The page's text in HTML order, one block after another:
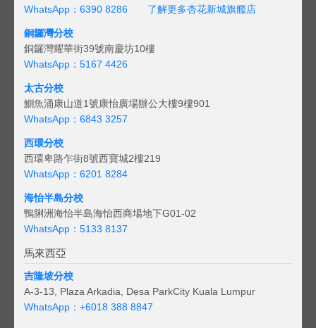
WhatsApp：6390 8286
了解更多杏花新城旗艦店
銅鑼灣分校
銅鑼灣耀華街39號南慶坊10樓
WhatsApp：5167 4426
太古分校
鰂魚涌康山道1號康怡廣場辦公大樓9樓901
WhatsApp：6843 3257
西環分校
西環卑路乍街8號西寶城2樓219
WhatsApp：6201 8284
海怡半島分校
鴨脷洲海怡半島海怡西商場地下G01-02
WhatsApp：5133 8137
馬來西亞
吉隆坡分校
A-3-13, Plaza Arkadia, Desa ParkCity Kuala Lumpur
WhatsApp： +6018 388 8847